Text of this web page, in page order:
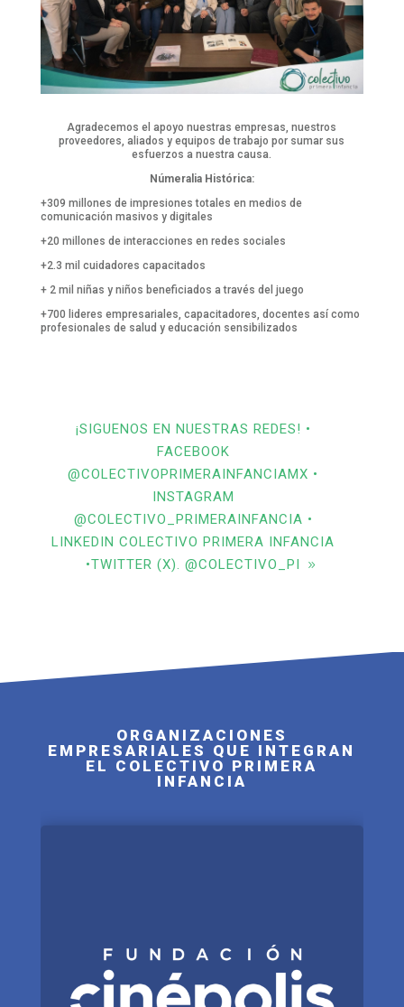
Agradecemos el apoyo nuestras empresas, nuestros
proveedores, aliados y equipos de trabajo por sumar sus
esfuerzos a nuestra causa.
Númeralia Histórica:
+309 millones de impresiones totales en medios de
comunicación masivos y digitales
+20 millones de interacciones en redes sociales
+2.3 mil cuidadores capacitados
+ 2 mil niñas y niños beneficiados a través del juego
+700 lideres empresariales, capacitadores, docentes así como
profesionales de salud y educación sensibilizados
¡SIGUENOS EN NUESTRAS REDES! •
FACEBOOK
@COLECTIVOPRIMERAINFANCIAMX •
INSTAGRAM
@COLECTIVO_PRIMERAINFANCIA •
LINKEDIN COLECTIVO PRIMERA INFANCIA
•TWITTER (X). @COLECTIVO_PI
ORGANIZACIONES
EMPRESARIALES QUE INTEGRAN
EL COLECTIVO PRIMERA
INFANCIA